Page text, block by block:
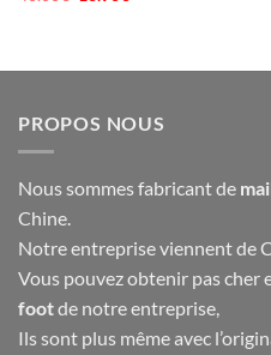
PROPOS NOUS
Nous sommes fabricant de
Chine.
Notre entreprise viennent de
Vous pouvez obtenir pas cher
footde notre entreprise,
Ils sont plus même avec